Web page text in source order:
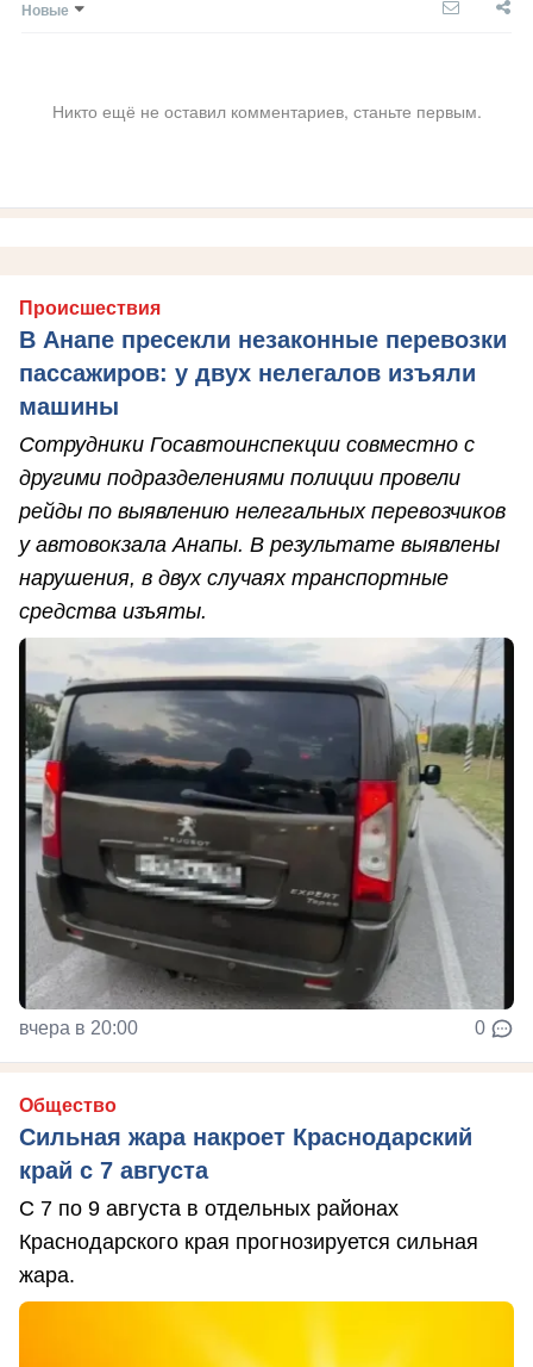
Новые
Никто ещё не оставил комментариев, станьте первым.
Происшествия
В Анапе пресекли незаконные перевозки
пассажиров: у двух нелегалов изъяли
машины
Сотрудники Госавтоинспекции совместно с
другими подразделениями полиции провели
рейды по выявлению нелегальных перевозчиков
у автовокзала Анапы. В результате выявлены
нарушения, в двух случаях транспортные
средства изъяты.
вчера в 20:00 0
Общество
Сильная жара накроет Краснодарский
край с 7 августа
С 7 по 9 августа в отдельных районах
Краснодарского края прогнозируется сильная
жара.